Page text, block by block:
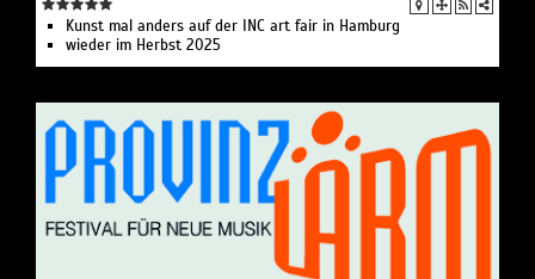
Kunst mal anders auf der INC art fair in Hamburg
wieder im Herbst 2025